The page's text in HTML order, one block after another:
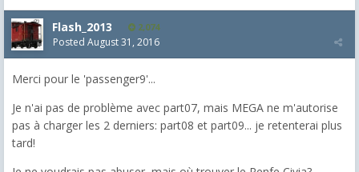
Flash_2013 2,074
Posted August 31, 2016
Merci pour le 'passenger9'...
Je n'ai pas de problème avec part07, mais MEGA ne m'autorise
pas à charger les 2 derniers: part08 et part09... je retenterai plus
tard!